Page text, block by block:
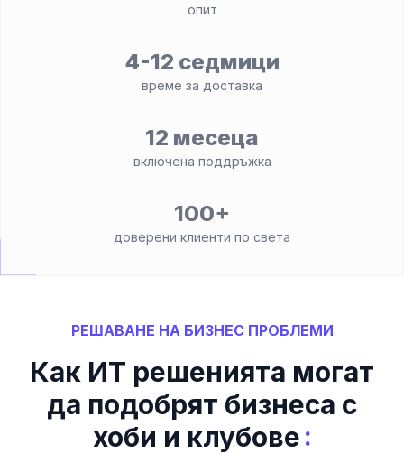
опит
4-12 седмици
време за доставка
12 месеца
включена поддръжка
100+
доверени клиенти по света
РЕШАВАНЕ НА БИЗНЕС ПРОБЛЕМИ
Как ИТ решенията могат
да подобрят бизнеса с
хоби и клубове: